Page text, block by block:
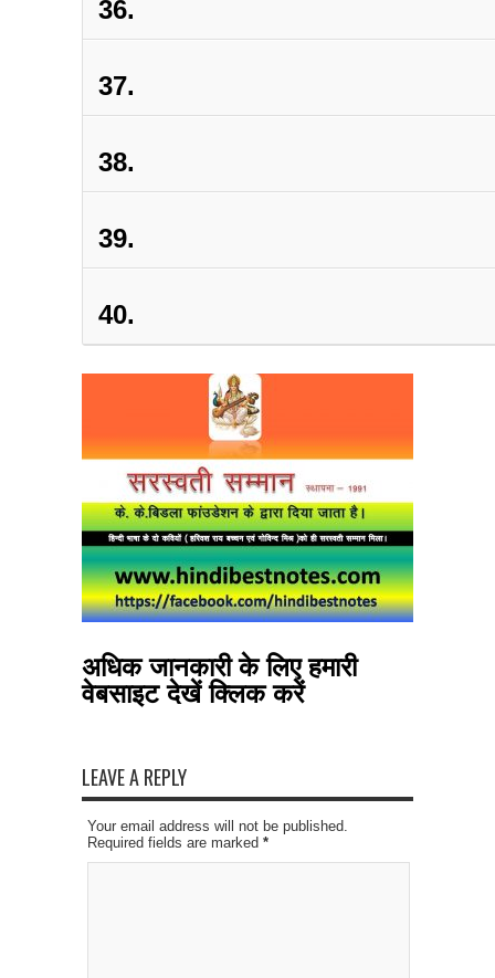
36.
37.
38.
39.
40.
अधिक जानकारी के लिए हमारी
वेबसाइट देखेंक्लिक करें
LEAVE A REPLY
Your email address will not be published.
Required fields are marked *